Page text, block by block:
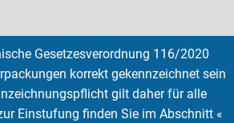
Italian Español
Gesetzesverordnung 116/2020
korrekt gekennzeichnet sein
gilt daher für alle
Einstufung finden Sie im Abschnitt «